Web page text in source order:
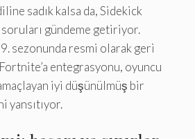
sadık kalsa da, Sidekick
gündeme getiriyor.
sezonunda resmi olarak geri
entegrasyonu, oyuncu
amaçlayan iyi düşünülmüş bir
yansıtıyor.